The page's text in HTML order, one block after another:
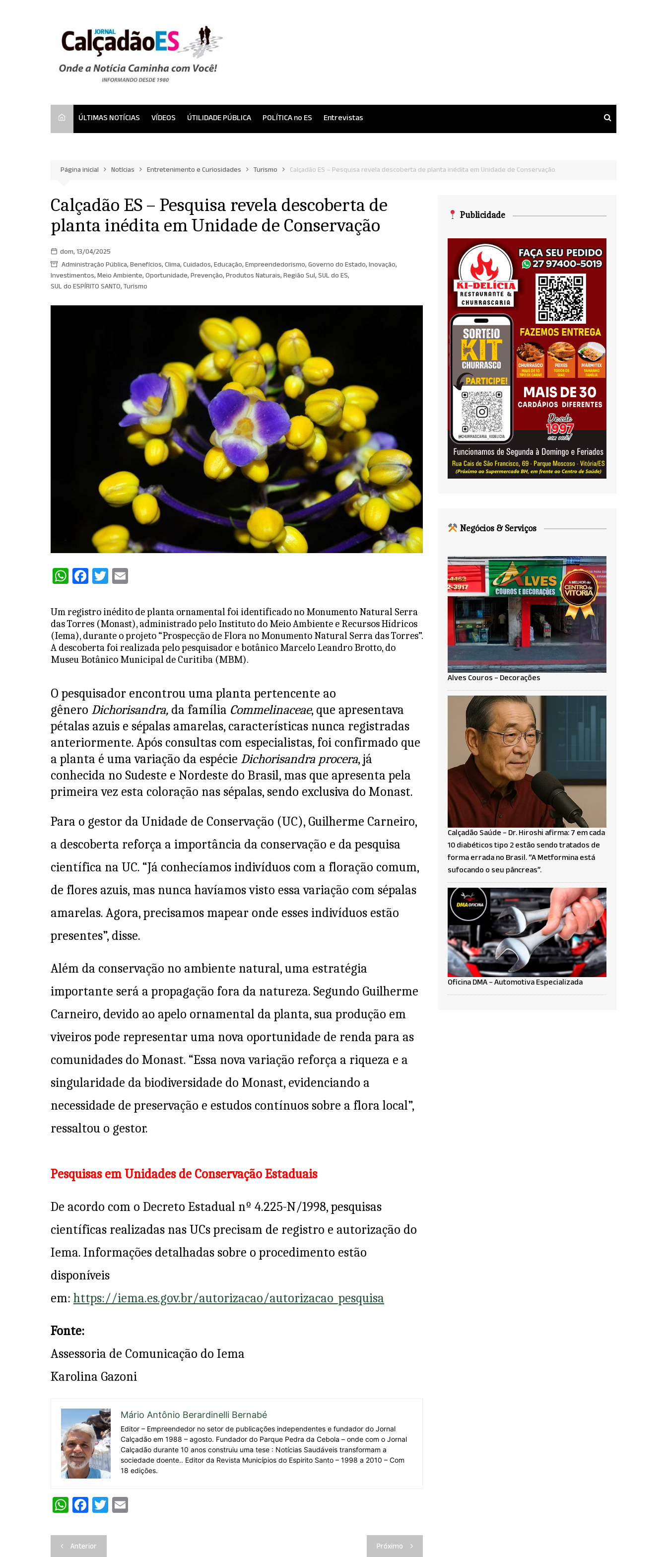
ÚLTIMAS NOTÍCIAS VÍDEOS ÚTILIDADE PÚBLICA POLÍTICA no ES Entrevistas
Página inicial Notícias Entretenimento e Curiosidades Turismo Calçadão ES – Pesquisa revela descoberta de planta inédita em Unidade de Conservação
Calçadão ES – Pesquisa revela descoberta de
planta inédita em Unidade de Conservação
dom, 13/04/2025
Administração Pública,Benefícios,Clima,Cuidados,Educação,Empreendedorismo,Governo do Estado,Inovação,
Investimentos,Meio Ambiente,Oportunidade,Prevenção,Produtos Naturais,Região Sul,SUL do ES,
SUL do ESPÍRITO SANTO,Turismo
W
at
s
A
p
F
c
e
b
o
k
T
itt
er
ai
l
Um registro inédito de planta ornamental foi identificado no Monumento Natural Serra
das Torres (Monast), administrado pelo Instituto do Meio Ambiente e Recursos Hídricos
(Iema), durante o projeto “Prospecção de Flora no Monumento Natural Serra das Torres”.
A descoberta foi realizada pelo pesquisador e botânico Marcelo Leandro Brotto, do
Museu Botânico Municipal de Curitiba (MBM).
O pesquisador encontrou uma planta pertencente ao
gênero Dichorisandra, da família Commelinaceae, que apresentava
pétalas azuis e sépalas amarelas, características nunca registradas
anteriormente. Após consultas com especialistas, foi confirmado que
a planta é uma variação da espécie Dichorisandra procera, já
conhecida no Sudeste e Nordeste do Brasil, mas que apresenta pela
primeira vez esta coloração nas sépalas, sendo exclusiva do Monast.
Para o gestor da Unidade de Conservação (UC), Guilherme Carneiro,
a descoberta reforça a importância da conservação e da pesquisa
científica na UC. “Já conhecíamos indivíduos com a floração comum,
de flores azuis, mas nunca havíamos visto essa variação com sépalas
amarelas. Agora, precisamos mapear onde esses indivíduos estão
presentes”, disse.
Além da conservação no ambiente natural, uma estratégia
importante será a propagação fora da natureza. Segundo Guilherme
Carneiro, devido ao apelo ornamental da planta, sua produção em
viveiros pode representar uma nova oportunidade de renda para as
comunidades do Monast. “Essa nova variação reforça a riqueza e a
singularidade da biodiversidade do Monast, evidenciando a
necessidade de preservação e estudos contínuos sobre a flora local”,
ressaltou o gestor.
Pesquisas em Unidades de Conservação Estaduais
De acordo com o Decreto Estadual nº 4.225-N/1998, pesquisas
científicas realizadas nas UCs precisam de registro e autorização do
Iema. Informações detalhadas sobre o procedimento estão
disponíveis
em: https://iema.es.gov.br/autorizacao/autorizacao_pesquisa
Fonte:
Assessoria de Comunicação do Iema
Karolina Gazoni
Mário Antônio Berardinelli Bernabé
Editor – Empreendedor no setor de publicações independentes e fundador do Jornal
Calçadão em 1988 – agosto. Fundador do Parque Pedra da Cebola – onde com o Jornal
Calçadão durante 10 anos construiu uma tese : Notícias Saudáveis transformam a
sociedade doente.. Editor da Revista Municípios do Espirito Santo – 1998 a 2010 – Com
18 edições.
W
at
s
F
c
e
T
Navegação
Anterior Próximo
Publicidade
Negócios & Serviços
Alves Couros – Decorações
Calçadão Saúde – Dr. Hiroshi afirma: 7 em cada
10 diabéticos tipo 2 estão sendo tratados de
forma errada no Brasil. “A Metformina está
sufocando o seu pâncreas”.
Oficina DMA – Automotiva Especializada